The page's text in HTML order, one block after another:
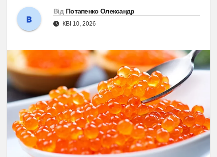
Від Потапенко Олександр
КВІ 10, 2026